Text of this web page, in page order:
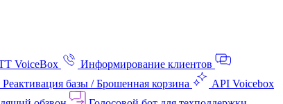
VoiceBox
Информирование клиентов
Реактивация базы / Брошенная корзина
API Voicebox